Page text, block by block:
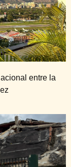
entre la